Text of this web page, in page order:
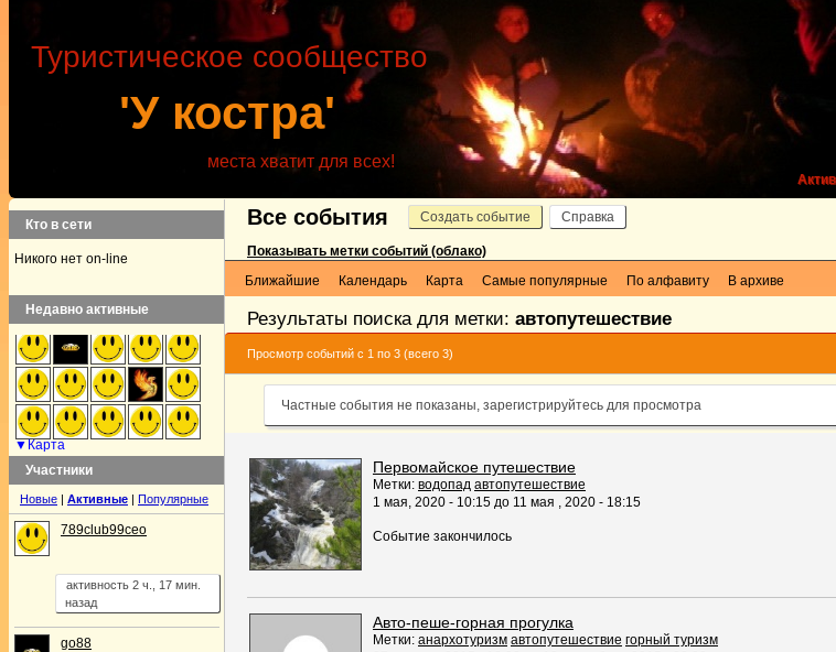
'У костра'
Туристическое сообщество
места хватит для всех!
Все события Создать событие Справка
Показывать метки событий (облако)
Ближайшие
Календарь Карта Самые популярные По алфавиту В архиве
Результаты поиска для метки: автопутешествие
Просмотр событий с 1 по 3 (всего 3)
Частные события не показаны, зарегистрируйтесь для просмотра
Первомайское путешествие
Метки: водопад автопутешествие
1 мая, 2020 - 10:15 до 11 мая , 2020 - 18:15
Событие закончилось
Авто-пеше-горная прогулка
Метки: анархотуризм автопутешествие горный туризм
Кто в сети
Никого нет on-line
Недавно активные
▼Карта
Участники
Новые | Активные | Популярные
789club99ceo
активность 2 ч., 17 мин.
назад
go88